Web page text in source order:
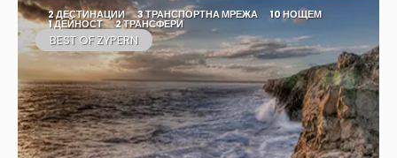
2 ДЕСТИНАЦИИ 3 ТРАНСПОРТНА МРЕЖА 10 НОЩЕМ
1 ДЕЙНОСТ 2 ТРАНСФЕРИ
BEST OF ZYPERN